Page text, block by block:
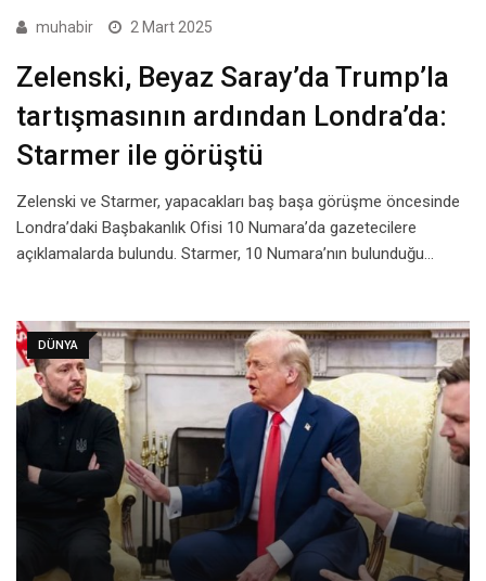
muhabir 2 Mart 2025
Zelenski, Beyaz Saray’da Trump’la
tartışmasının ardından Londra’da:
Starmer ile görüştü
Zelenski ve Starmer, yapacakları baş başa görüşme öncesinde
Londra’daki Başbakanlık Ofisi 10 Numara’da gazetecilere
açıklamalarda bulundu. Starmer, 10 Numara’nın bulunduğu…
DÜNYA